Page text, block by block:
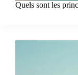
Quels sont les